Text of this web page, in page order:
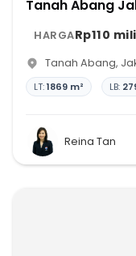
Tanah Abang
HARGARp110
Tanah Abang,
LT:1869 m² LB:
Reina Tan